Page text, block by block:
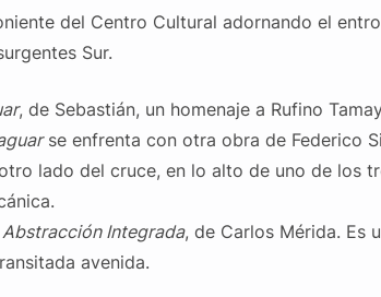
del Centro Cultural adornando el
Sur.
, de Sebastián, un homenaje a Rufino
se enfrenta con otra obra de Federico
lado del cruce, en lo alto de uno de los
Abstracción Integrada, de Carlos Mérida. Es
avenida.